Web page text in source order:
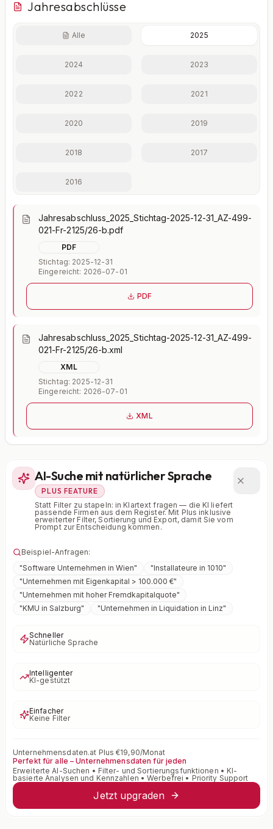
Jahresabschlüsse
Alle 2025
2024 2023
2022 2021
2020 2019
2018 2017
2016
Jahresabschluss_2025_Stichtag-2025-12-31_AZ-499-
021-Fr-2125/26-b.pdf
PDF
Stichtag: 2025-12-31
Eingereicht: 2026-07-01
PDF
Jahresabschluss_2025_Stichtag-2025-12-31_AZ-499-
021-Fr-2125/26-b.xml
XML
Stichtag: 2025-12-31
Eingereicht: 2026-07-01
XML
AI-Suche mit natürlicher Sprache
PLUS FEATURE
Statt Filter zu stapeln: in Klartext fragen — die KI liefert
passende Firmen aus dem Register. Mit Plus inklusive
erweiterter Filter, Sortierung und Export, damit Sie vom
Prompt zur Entscheidung kommen.
Beispiel-Anfragen:
"Software Unternehmen in Wien" "Installateure in 1010"
"Unternehmen mit Eigenkapital > 100.000 €"
"Unternehmen mit hoher Fremdkapitalquote"
"KMU in Salzburg" "Unternehmen in Liquidation in Linz"
Schneller
Natürliche Sprache
Intelligenter
KI-gestützt
Einfacher
Keine Filter
Unternehmensdaten.at Plus €19,90/Monat
Perfekt für alle – Unternehmensdaten für jeden
Erweiterte AI-Suchen • Filter- und Sortierungsfunktionen • KI-
basierte Analysen und Kennzahlen • Werbefrei • Priority Support
Jetzt upgraden